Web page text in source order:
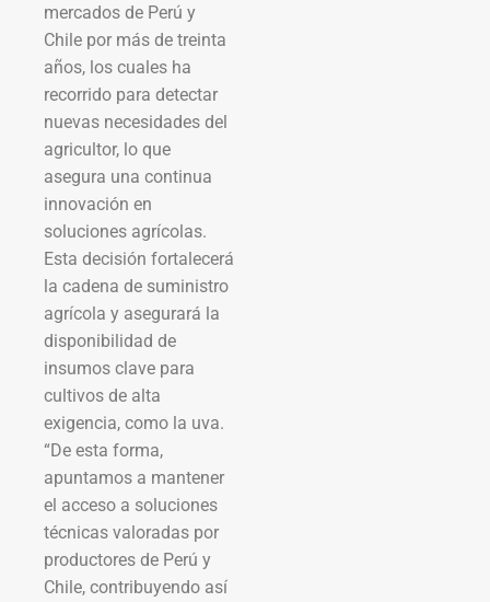
mercados de Perú y
Chile por más de treinta
años, los cuales ha
recorrido para detectar
nuevas necesidades del
agricultor, lo que
asegura una continua
innovación en
soluciones agrícolas.
Esta decisión fortalecerá
la cadena de suministro
agrícola y asegurará la
disponibilidad de
insumos clave para
cultivos de alta
exigencia, como la uva.
“De esta forma,
apuntamos a mantener
el acceso a soluciones
técnicas valoradas por
productores de Perú y
Chile, contribuyendo así